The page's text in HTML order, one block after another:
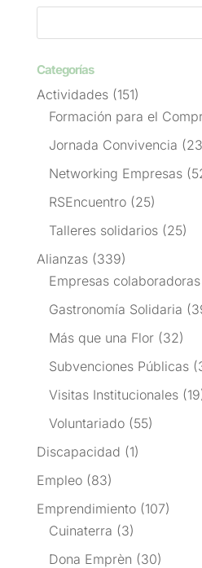
Categorías
Actividades(151)
Formación para el
Jornada Convivencia
Networking Empresas
RSEncuentro(25)
Talleres solidarios(25)
Alianzas(339)
Empresas colaboradoras
Gastronomía Solidaria
Más que una Flor(32)
Subvenciones Públicas
Visitas Institucionales
Voluntariado(55)
Discapacidad (1)
Empleo(83)
Emprendimiento(107)
Cuinaterra (3)
Dona Emprèn (30)